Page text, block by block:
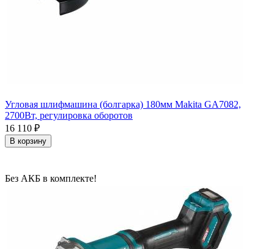
Угловая шлифмашина (болгарка) 180мм Makita GA7082,
2700Вт, регулировка оборотов
16 110 ₽
В корзину
Без АКБ в комплекте!